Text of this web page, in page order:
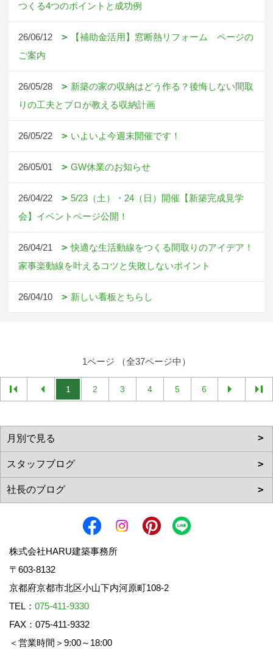
つくる4つのポイントと成功例
26/06/12
【補助金活用】窓断熱リフォーム ページの
ご案内
26/05/28
新築の家の収納はどう作る？後悔しない間取
りの工夫とプロが教える収納計画
26/05/22 いよいよ今週末開催です！
26/05/01 GW休業のお知らせ
26/04/22
5/23（土）・24（日）開催【新築完成見学
会】イベントページ公開！
26/04/21
快適な生活動線をつくる間取りのアイデア！
家事楽動線を叶えるコツと失敗しないポイント
26/04/10 新しい看板とちらし
1ページ （全37ページ中）
1 2 3 4 5 6
株式会社HARU建築事務所
〒603-8132
京都府京都市北区小山下内河原町108-2
TEL： 075-411-9330
FAX：075-411-9332
＜営業時間＞9:00～18:00